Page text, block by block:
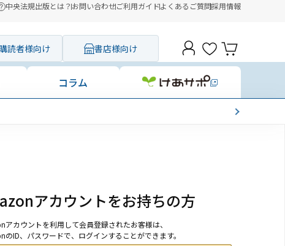
中央法規出版とは？お問い合わせご利用ガイドよくあるご質問採用情報
読者様向け 書店様向け
コラム
アカウントをお持ちの方
アカウントを利用して会員登録されたお客様は、
のID、パスワードで、ログインすることができます。